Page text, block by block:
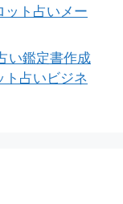
ット占いメー
い鑑定書作成
ト占いビジネ